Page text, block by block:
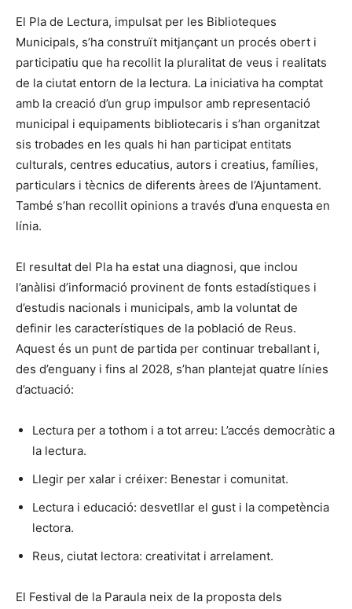
El Pla de Lectura, impulsat per les Biblioteques
Municipals, s’ha construït mitjançant un procés obert i
participatiu que ha recollit la pluralitat de veus i realitats
de la ciutat entorn de la lectura. La iniciativa ha comptat
amb la creació d’un grup impulsor amb representació
municipal i equipaments bibliotecaris i s’han organitzat
sis trobades en les quals hi han participat entitats
culturals, centres educatius, autors i creatius, famílies,
particulars i tècnics de diferents àrees de l’Ajuntament.
També s’han recollit opinions a través d’una enquesta en
línia.
El resultat del Pla ha estat una diagnosi, que inclou
l’anàlisi d’informació provinent de fonts estadístiques i
d’estudis nacionals i municipals, amb la voluntat de
definir les característiques de la població de Reus.
Aquest és un punt de partida per continuar treballant i,
des d’enguany i fins al 2028, s’han plantejat quatre línies
d’actuació:
Lectura per a tothom i a tot arreu: L’accés democràtic a
la lectura.
Llegir per xalar i créixer: Benestar i comunitat.
Lectura i educació: desvetllar el gust i la competència
lectora.
Reus, ciutat lectora: creativitat i arrelament.
El Festival de la Paraula neix de la proposta dels